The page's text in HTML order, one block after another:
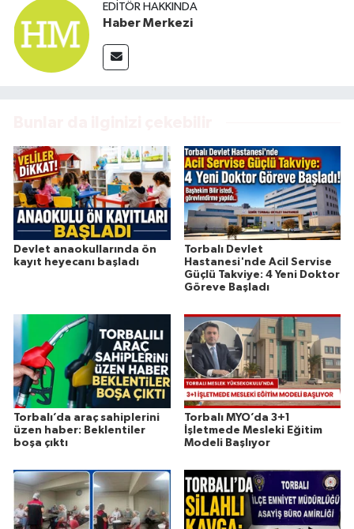
EDITÖR HAKKINDA
Haber Merkezi
Devlet anaokullarında ön
kayıt heyecanı başladı
Torbalı Devlet
Hastanesi'nde Acil Servise
Güçlü Takviye: 4 Yeni Doktor
Göreve Başladı
Torbalı’da araç sahiplerini
üzen haber: Beklentiler
boşa çıktı
Torbalı MYO’da 3+1
İşletmede Mesleki Eğitim
Modeli Başlıyor